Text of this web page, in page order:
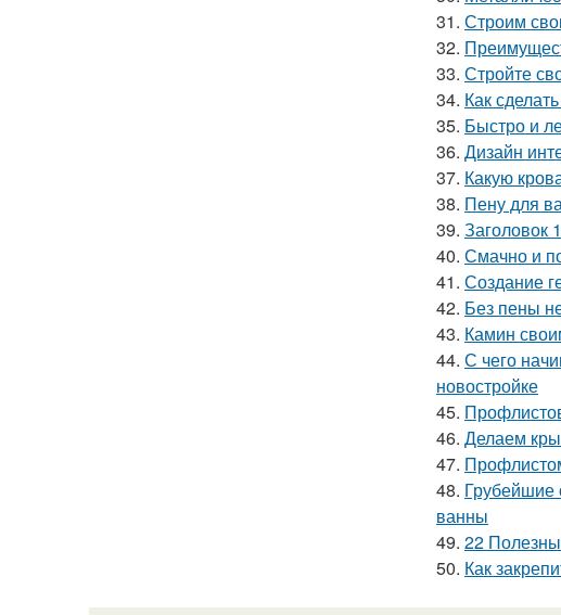
31. Строим
32.
33. Стройте
34. Как
35. Быстро и
36. Дизайн
37. Какую
38. Пену для
39. Заголовок
40. Смачно и
41. Создание
42. Без пены
43. Камин
44. С чего
новостройке
45.
46. Делаем
47.
48. Грубейшие
ванны
49. 22
50. Как